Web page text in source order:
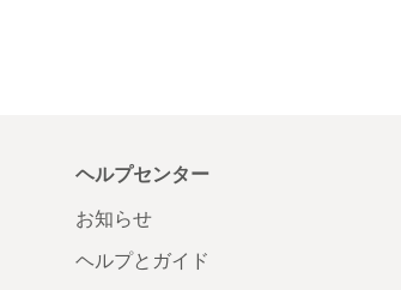
ヘルプセンター
お知らせ
ヘルプとガイド